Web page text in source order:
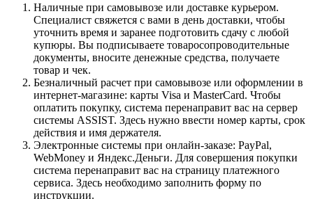
Наличные при самовывозе или доставке курьером.
Специалист свяжется с вами в день доставки, чтобы
уточнить время и заранее подготовить сдачу с любой
купюры. Вы подписываете товаросопроводительные
документы, вносите денежные средства, получаете
товар и чек.
Безналичный расчет при самовывозе или оформлении в
интернет-магазине: карты Visa и MasterCard. Чтобы
оплатить покупку, система перенаправит вас на сервер
системы ASSIST. Здесь нужно ввести номер карты, срок
действия и имя держателя.
Электронные системы при онлайн-заказе: PayPal,
WebMoney и Яндекс.Деньги. Для совершения покупки
система перенаправит вас на страницу платежного
сервиса. Здесь необходимо заполнить форму по
инструкции.